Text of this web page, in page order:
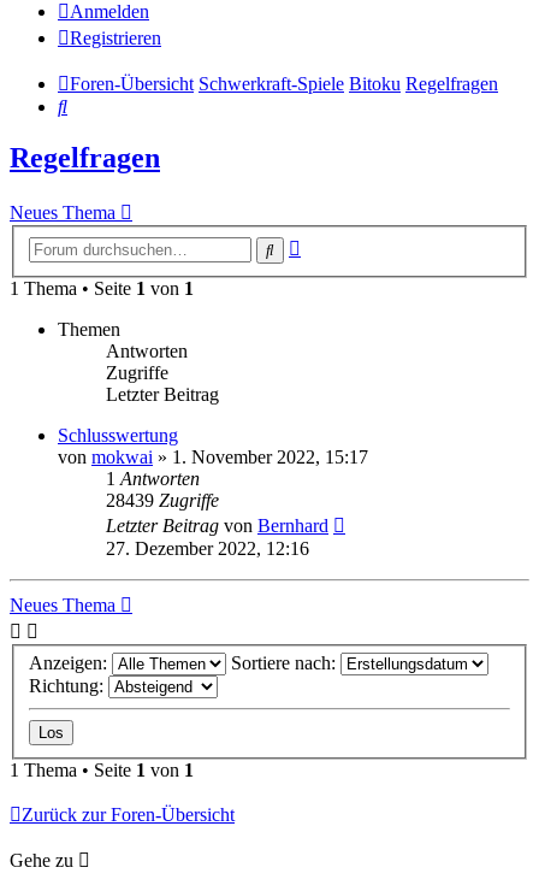
Anmelden
Registrieren
Foren-Übersicht Schwerkraft-Spiele Bitoku Regelfragen
Suche
Regelfragen
Neues Thema
Suche
1 Thema • Seite 1 von 1
Themen
Antworten
Zugriffe
Letzter Beitrag
Schlusswertung
von mokwai » 1. November 2022, 15:17
1 Antworten
28439 Zugriffe
Letzter Beitrag von Bernhard
27. Dezember 2022, 12:16
Neues Thema
Anzeigen:
Sortiere nach:
Richtung:
1 Thema • Seite 1 von 1
Zurück zur Foren-Übersicht
Gehe zu